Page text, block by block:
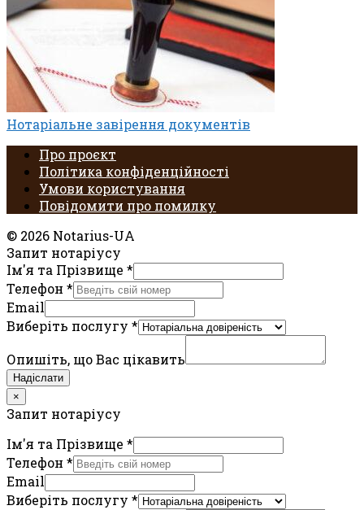
Нотаріальне завірення документів
Про проєкт
Політика конфіденційності
Умови користування
Повідомити про помилку
© 2026 Notarius-UA
Запит нотаріусу
Ім'я та Прізвище *
Телефон *
Email
Виберіть послугу *
Опишіть, що Вас цікавить
Надіслати
×
Запит нотаріусу
Ім'я та Прізвище *
Телефон *
Email
Виберіть послугу *